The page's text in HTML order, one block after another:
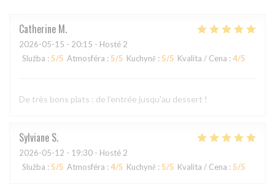
Catherine M
2026-05-15 - 20:15 - Hosté 2
Služba : 5/5 Atmosféra : 5/5 Kuchyně : 5/5 Kvalita / Cena : 4/5
De très bons plats : de l'entrée jusqu'au dessert !
Sylviane S
2026-05-12 - 19:30 - Hosté 2
Služba : 5/5 Atmosféra : 4/5 Kuchyně : 5/5 Kvalita / Cena : 5/5